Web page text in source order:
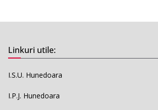
Linkuri utile:
I.S.U. Hunedoara
I.P.J. Hunedoara